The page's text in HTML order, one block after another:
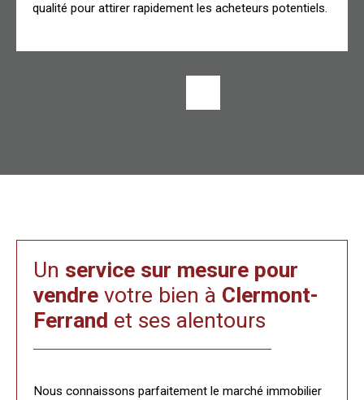
qualité pour attirer rapidement les acheteurs potentiels.
Un service sur mesure pour
vendre votre bien à Clermont-
Ferrand et ses alentours
Nous connaissons parfaitement le marché immobilier